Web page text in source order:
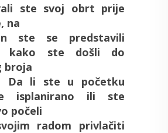
ste svoj obrt prije
na
ste se predstavili
kako ste došli do
broja
Da li ste u početku
isplanirano ili ste
počeli
radom privlačiti